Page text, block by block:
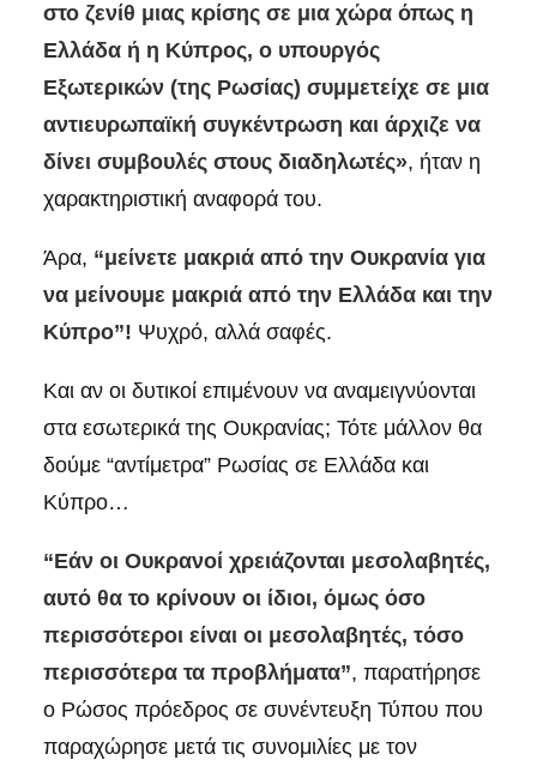
στο ζενίθ μιας κρίσης σε μια χώρα όπως η
Ελλάδα ή η Κύπρος, ο υπουργός
Εξωτερικών (της Ρωσίας) συμμετείχε σε μια
αντιευρωπαϊκή συγκέντρωση και άρχιζε να
δίνει συμβουλές στους διαδηλωτές», ήταν η
χαρακτηριστική αναφορά του.
Άρα, “μείνετε μακριά από την Ουκρανία για
να μείνουμε μακριά από την Ελλάδα και την
Κύπρο”! Ψυχρό, αλλά σαφές.
Και αν οι δυτικοί επιμένουν να αναμειγνύονται
στα εσωτερικά της Ουκρανίας; Τότε μάλλον θα
δούμε “αντίμετρα” Ρωσίας σε Ελλάδα και
Κύπρο…
“Εάν οι Ουκρανοί χρειάζονται μεσολαβητές,
αυτό θα το κρίνουν οι ίδιοι, όμως όσο
περισσότεροι είναι οι μεσολαβητές, τόσο
περισσότερα τα προβλήματα”, παρατήρησε
ο Ρώσος πρόεδρος σε συνέντευξη Τύπου που
παραχώρησε μετά τις συνομιλίες με τον